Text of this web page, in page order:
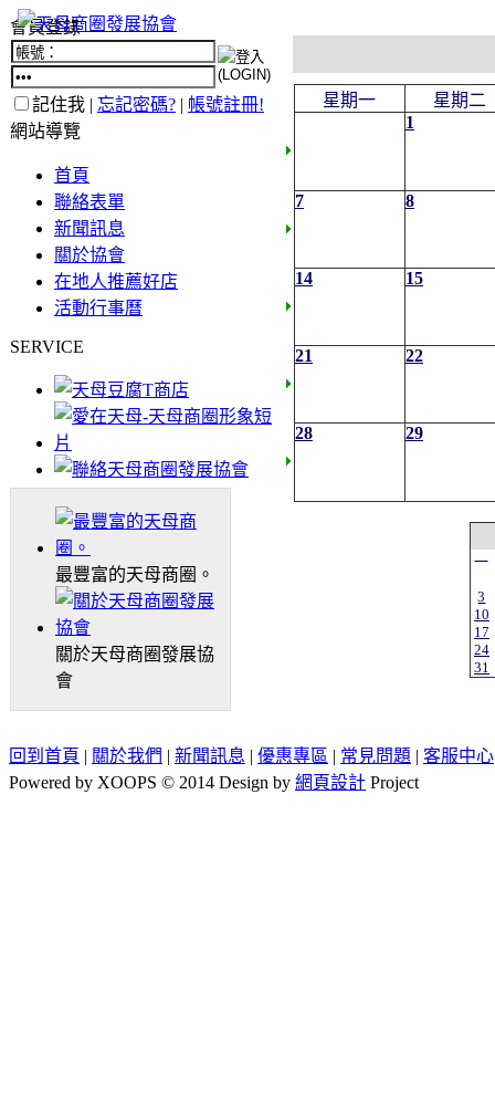
會員登錄
記住我 | 忘記密碼? | 帳號註冊!
網站導覽
首頁
聯絡表單
新聞訊息
關於協會
在地人推薦好店
活動行事曆
SERVICE
最豐富的天母商圈。
關於天母商圈發展協
會
星期一
星期二
1
7 8
14 15
21 22
28 29
一
3
10
17
24
31
回到首頁 | 關於我們 | 新聞訊息 | 優惠專區 | 常見問題 | 客服中心
Powered by XOOPS © 2014 Design by 網頁設計 Project